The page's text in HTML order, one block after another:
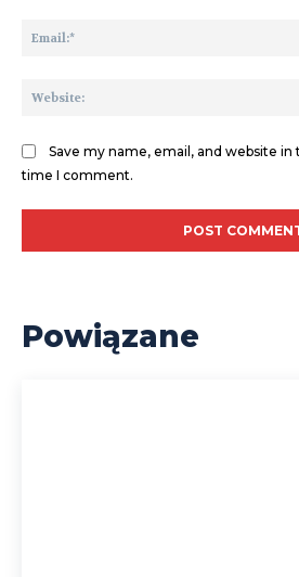
Save my name, email, and website
time I comment.
Powiązane